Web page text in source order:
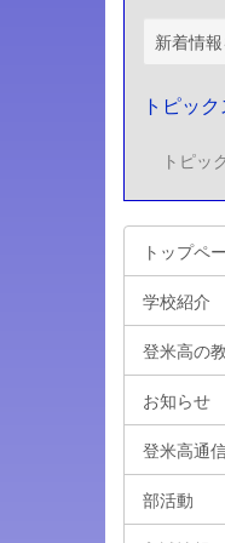
新着情
トピッ
トピッ
トップペ
学校紹介
登米高の
お知らせ
登米高通
部活動